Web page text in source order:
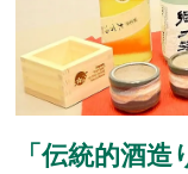
「伝統的酒